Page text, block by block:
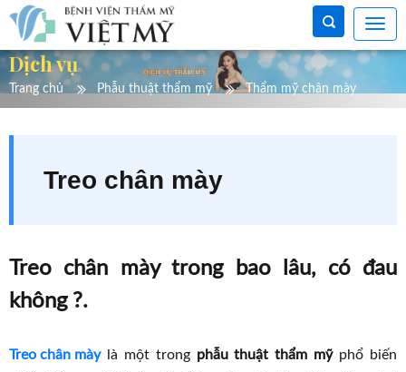
Dịch vụ
Trang chủ Phẫu thuật thẩm mỹ Thẩm mỹ chân mày
Treo chân mày
Treo chân mày trong bao lâu, có đau
không ?.
Treo chân màylà một trong phẫu thuật thẩm mỹphổ biến